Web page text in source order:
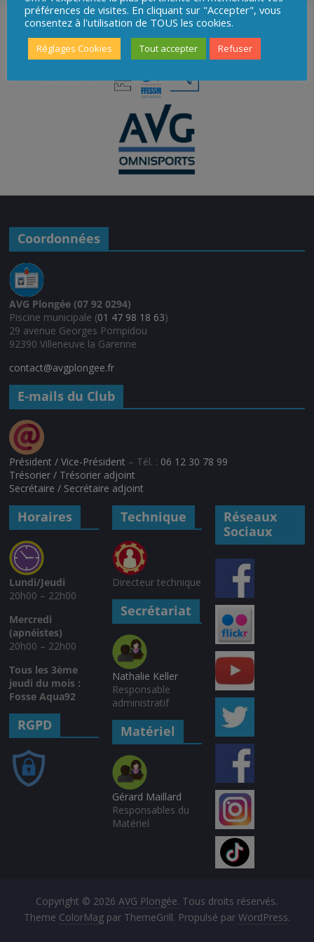
Coordonnées
AVG Plongée (07 92 0294)
Piscine municipale (01 47 98 18 63)
29 avenue Georges Pompidou
92390 Villeneuve la Garenne
contact@avgplongee.fr
E-mails du Club
Président / Vice-Président – Tél. : 06 12 30 78 99
Trésorier / Trésorier adjoint
Secrétaire / Secrétaire adjoint
Horaires
Lundi/Jeudi
20h00 – 22h00
Mercredi
(apnéistes)
20h00 – 22h00
Tous les 3ème
jeudi du mois :
Fosse Aqua92
RGPD
Technique
Directeur technique
Secrétariat
Nathalie Keller
Responsable
administratif
Matériel
Gérard Maillard
Responsables du
Matériel
Réseaux
Sociaux
Copyright © 2026AVG Plongée. Tous droits réservés.
Theme ColorMagpar ThemeGrill. Propulsé par WordPress.
préférences de visites. En cliquant sur "Accepter", vous
consentez à l'utilisation de TOUS les cookies.
Réglages Cookies Tout accepter Refuser